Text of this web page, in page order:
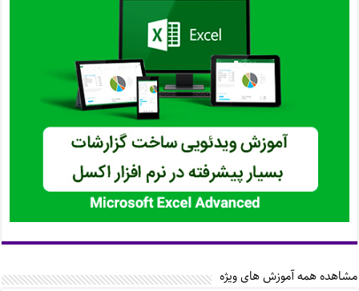
مشاهده همه آموزش های ویژه